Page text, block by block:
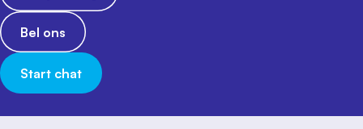
Bel ons
Start chat